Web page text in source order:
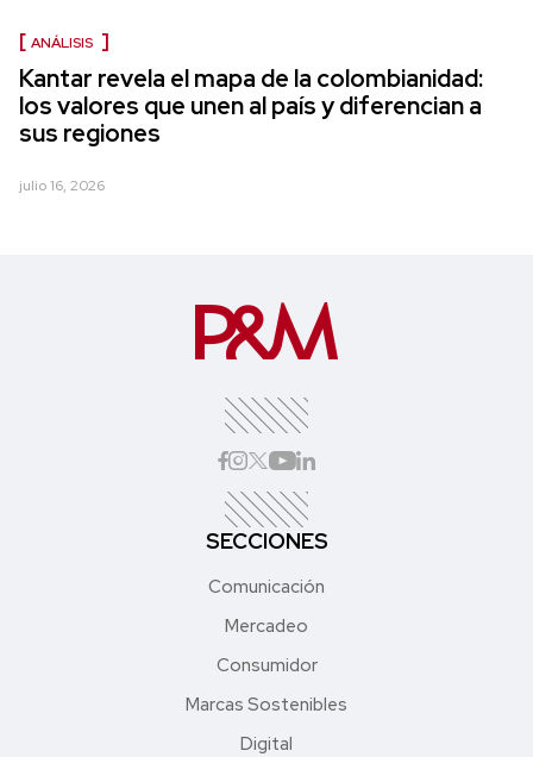
ANÁLISIS
Kantar revela el mapa de la colombianidad:
los valores que unen al país y diferencian a
sus regiones
julio 16, 2026
SECCIONES
Comunicación
Mercadeo
Consumidor
Marcas Sostenibles
Digital